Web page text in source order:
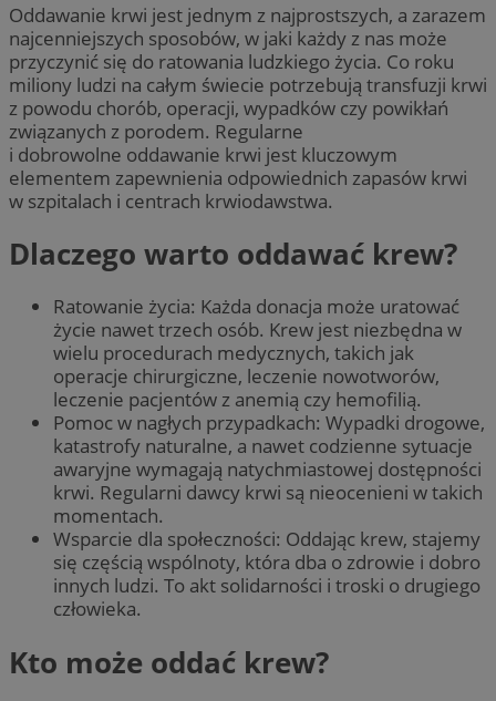
Oddawanie krwi jest jednym z najprostszych, a zarazem
najcenniejszych sposobów, w jaki każdy z nas może
przyczynić się do ratowania ludzkiego życia. Co roku
miliony ludzi na całym świecie potrzebują transfuzji krwi
z powodu chorób, operacji, wypadków czy powikłań
związanych z porodem. Regularne
i dobrowolne oddawanie krwi jest kluczowym
elementem zapewnienia odpowiednich zapasów krwi
w szpitalach i centrach krwiodawstwa.
Dlaczego warto oddawać krew?
Ratowanie życia: Każda donacja może uratować
życie nawet trzech osób. Krew jest niezbędna w
wielu procedurach medycznych, takich jak
operacje chirurgiczne, leczenie nowotworów,
leczenie pacjentów z anemią czy hemofilią.
Pomoc w nagłych przypadkach: Wypadki drogowe,
katastrofy naturalne, a nawet codzienne sytuacje
awaryjne wymagają natychmiastowej dostępności
krwi. Regularni dawcy krwi są nieocenieni w takich
momentach.
Wsparcie dla społeczności: Oddając krew, stajemy
się częścią wspólnoty, która dba o zdrowie i dobro
innych ludzi. To akt solidarności i troski o drugiego
człowieka.
Kto może oddać krew?